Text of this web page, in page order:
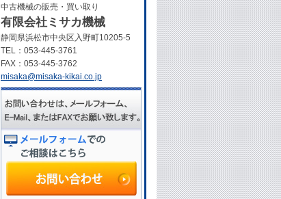
中古機械の販売・買い取り
有限会社ミサカ機械
静岡県浜松市中央区入野町10205-5
TEL：053-445-3761
FAX：053-445-3762
misaka@misaka-kikai.co.jp